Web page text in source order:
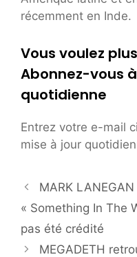
récemment en Inde.
Vous voulez
Abonnez-vous
quotidienne
Entrez votre e-mail
mise à jour
MARK
« Something In The
pas été crédité
MEGADETH